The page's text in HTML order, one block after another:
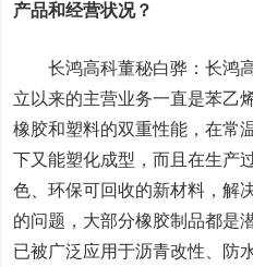
产品和经营状况？
长鸿高科董秘白骅：长鸿
立以来的主营业务一直是苯乙
橡胶和塑料的双重性能，在常
下又能塑化成型，而且在生产
色、环保可回收的新材料，解
的问题，大部分橡胶制品都是
已被广泛应用于沥青改性、防